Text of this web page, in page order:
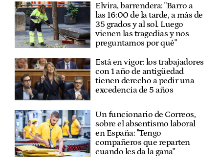
Elvira, barrendera: "Barro a
las 16:00 de la tarde, a más de
35 grados y al sol. Luego
vienen las tragedias y nos
preguntamos por qué"
Está en vigor: los trabajadores
con 1 año de antigüedad
tienen derecho a pedir una
excedencia de 5 años
Un funcionario de Correos,
sobre el absentismo laboral
en España: "Tengo
compañeros que reparten
cuando les da la gana"